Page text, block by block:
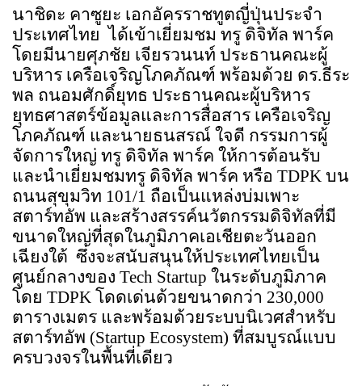
นาชิดะ คาซูยะ เอกอัครราชทูตญี่ปุ่นประจำ
ประเทศไทย  ได้เข้าเยี่ยมชม ทรู ดิจิทัล พาร์ค
โดยมีนายศุภชัย เจียรวนนท์ ประธานคณะผู้
บริหาร เครือเจริญโภคภัณฑ์ พร้อมด้วย ดร.ธีระ
พล ถนอมศักดิ์ยุทธ ประธานคณะผู้บริหาร
ยุทธศาสตร์ข้อมูลและการสื่อสาร เครือเจริญ
โภคภัณฑ์ และนายธนสรณ์ ใจดี กรรมการผู้
จัดการใหญ่ ทรู ดิจิทัล พาร์ค ให้การต้อนรับ
และนำเยี่ยมชมทรู ดิจิทัล พาร์ค หรือ TDPK บน
ถนนสุขุมวิท 101/1 ถือเป็นแหล่งบ่มเพาะ
สตาร์ทอัพ และสร้างสรรค์นวัตกรรมดิจิทัลที่มี
ขนาดใหญ่ที่สุดในภูมิภาคเอเชียตะวันออก
เฉียงใต้  ซึ่งจะสนับสนุนให้ประเทศไทยเป็น
ศูนย์กลางของ Tech Startup ในระดับภูมิภาค
โดย TDPK โดดเด่นด้วยขนาดกว่า 230,000
ตารางเมตร และพร้อมด้วยระบบนิเวศสำหรับ
สตาร์ทอัพ (Startup Ecosystem) ที่สมบูรณ์แบบ
ครบวงจรในพื้นที่เดียว